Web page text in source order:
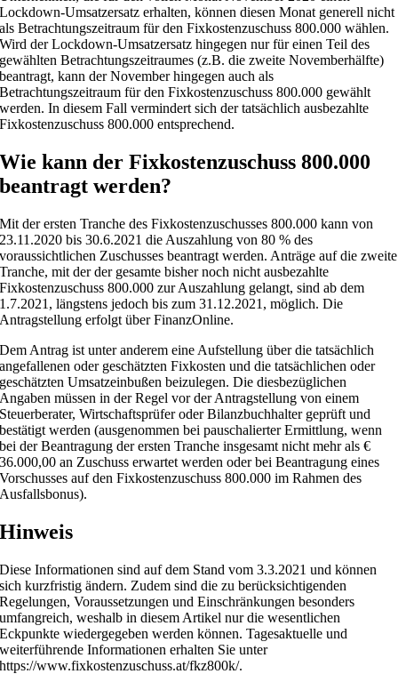
Lockdown-Umsatzersatz erhalten, können diesen Monat generell nicht
als Betrachtungszeitraum für den Fixkostenzuschuss 800.000 wählen.
Wird der Lockdown-Umsatzersatz hingegen nur für einen Teil des
gewählten Betrachtungszeitraumes (z.B. die zweite Novemberhälfte)
beantragt, kann der November hingegen auch als
Betrachtungszeitraum für den Fixkostenzuschuss 800.000 gewählt
werden. In diesem Fall vermindert sich der tatsächlich ausbezahlte
Fixkostenzuschuss 800.000 entsprechend.
Wie kann der Fixkostenzuschuss 800.000
beantragt werden?
Mit der ersten Tranche des Fixkostenzuschusses 800.000 kann von
23.11.2020 bis 30.6.2021 die Auszahlung von 80 % des
voraussichtlichen Zuschusses beantragt werden. Anträge auf die zweite
Tranche, mit der der gesamte bisher noch nicht ausbezahlte
Fixkostenzuschuss 800.000 zur Auszahlung gelangt, sind ab dem
1.7.2021, längstens jedoch bis zum 31.12.2021, möglich. Die
Antragstellung erfolgt über FinanzOnline.
Dem Antrag ist unter anderem eine Aufstellung über die tatsächlich
angefallenen oder geschätzten Fixkosten und die tatsächlichen oder
geschätzten Umsatzeinbußen beizulegen. Die diesbezüglichen
Angaben müssen in der Regel vor der Antragstellung von einem
Steuerberater, Wirtschaftsprüfer oder Bilanzbuchhalter geprüft und
bestätigt werden (ausgenommen bei pauschalierter Ermittlung, wenn
bei der Beantragung der ersten Tranche insgesamt nicht mehr als €
36.000,00 an Zuschuss erwartet werden oder bei Beantragung eines
Vorschusses auf den Fixkostenzuschuss 800.000 im Rahmen des
Ausfallsbonus).
Hinweis
Diese Informationen sind auf dem Stand vom 3.3.2021 und können
sich kurzfristig ändern. Zudem sind die zu berücksichtigenden
Regelungen, Voraussetzungen und Einschränkungen besonders
umfangreich, weshalb in diesem Artikel nur die wesentlichen
Eckpunkte wiedergegeben werden können. Tagesaktuelle und
weiterführende Informationen erhalten Sie unter
https://www.fixkostenzuschuss.at/fkz800k/.